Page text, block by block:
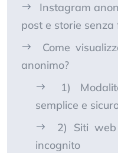
Instagram
post e storie senza
Come
anonimo?
1)
semplice e
2) Siti
incognito